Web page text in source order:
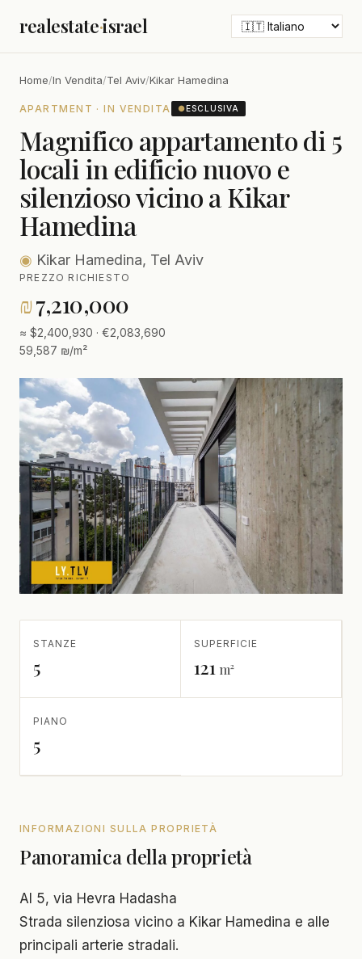
realestate·israel
Home/In Vendita/Tel Aviv/Kikar Hamedina
APARTMENT · IN VENDITA ●ESCLUSIVA
Magnifico appartamento di 5
locali in edificio nuovo e
silenzioso vicino a Kikar
Hamedina
◉ Kikar Hamedina, Tel Aviv
PREZZO RICHIESTO
₪7,210,000
≈ $2,400,930 · €2,083,690
59,587 ₪/m²
STANZE
5
SUPERFICIE
121 m²
PIANO
5
INFORMAZIONI SULLA PROPRIETÀ
Panoramica della proprietà
Al 5, via Hevra Hadasha
Strada silenziosa vicino a Kikar Hamedina e alle
principali arterie stradali.